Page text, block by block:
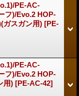
PE-AC-
フ)/Evo.2 HOP-
ガスガン用) [PE-
PE-AC-
フ)/Evo.2 HOP-
用) [PE-AC-42]